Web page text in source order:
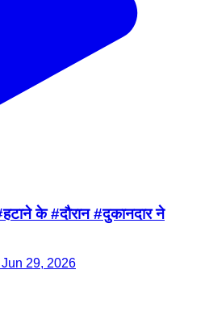
के #दौरान #दुकानदार ने
29, 2026